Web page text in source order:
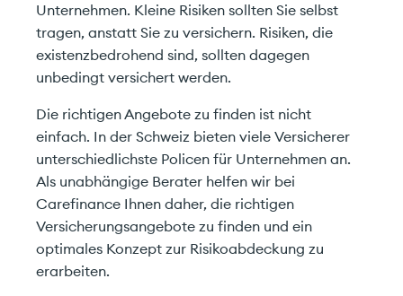
Unternehmen. Kleine Risiken sollten Sie selbst
tragen, anstatt Sie zu versichern. Risiken, die
existenzbedrohend sind, sollten dagegen
unbedingt versichert werden.
Die richtigen Angebote zu finden ist nicht
einfach. In der Schweiz bieten viele Versicherer
unterschiedlichste Policen für Unternehmen an.
Als unabhängige Berater helfen wir bei
Carefinance Ihnen daher, die richtigen
Versicherungsangebote zu finden und ein
optimales Konzept zur Risikoabdeckung zu
erarbeiten.